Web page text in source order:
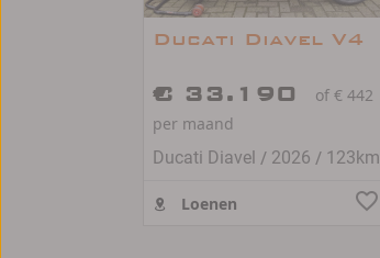
Ducati Diavel V4
€ 33.190
of € 442
per maand
Ducati Diavel / 2026 / 123km
Loenen